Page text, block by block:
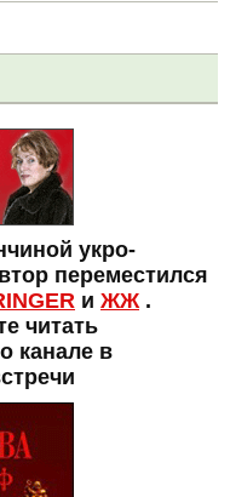
укро-
переместился
и ЖЖ.
читать
канале в